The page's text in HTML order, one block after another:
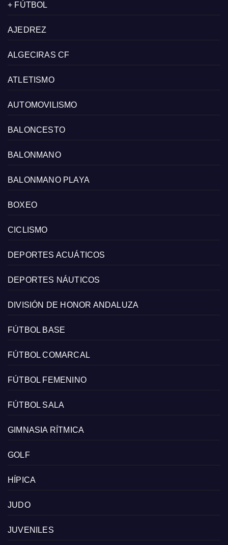
+ FÚTBOL
AJEDREZ
ALGECIRAS CF
ATLETISMO
AUTOMOVILISMO
BALONCESTO
BALONMANO
BALONMANO PLAYA
BOXEO
CICLISMO
DEPORTES ACUÁTICOS
DEPORTES NÁUTICOS
DIVISIÓN DE HONOR ANDALUZA
FÚTBOL BASE
FÚTBOL COMARCAL
FÚTBOL FEMENINO
FÚTBOL SALA
GIMNASIA RÍTMICA
GOLF
HÍPICA
JUDO
JUVENILES